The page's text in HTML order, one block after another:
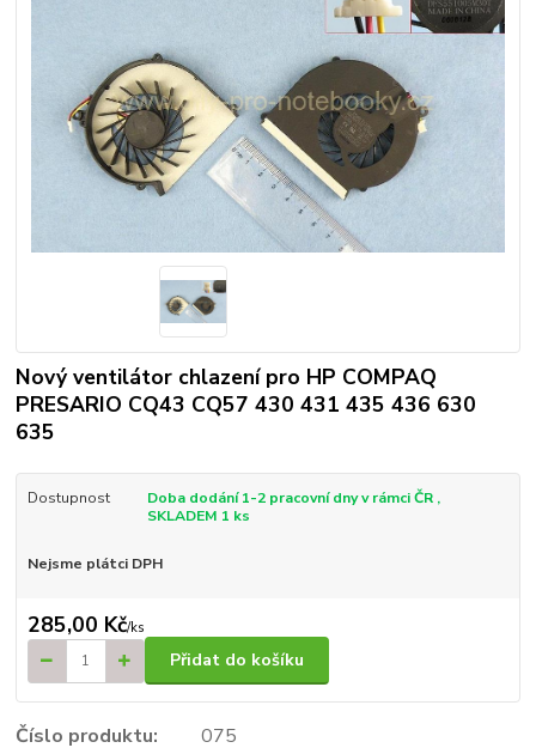
Nový ventilátor chlazení pro HP COMPAQ
PRESARIO CQ43 CQ57 430 431 435 436 630
635
Dostupnost
Doba dodání 1-2 pracovní dny v rámci ČR ,
SKLADEM 1 ks
Nejsme plátci DPH
285,00 Kč/ks
Přidat do košíku
Číslo produktu:
075